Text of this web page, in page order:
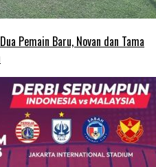
Pemain Baru, Novan dan Tama